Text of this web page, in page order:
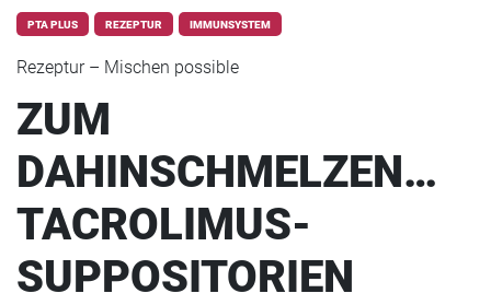
PTA PLUS REZEPTUR IMMUNSYSTEM
Rezeptur – Mischen possible
ZUM
DAHINSCHMELZEN…
TACROLIMUS-
SUPPOSITORIEN